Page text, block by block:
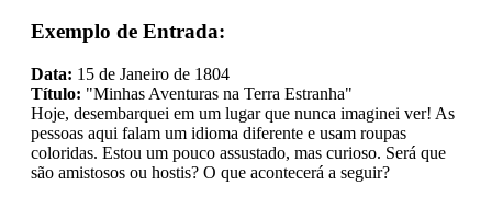
Exemplo de Entrada:
Data: 15 de Janeiro de 1804
Título: "Minhas Aventuras na Terra Estranha"
Hoje, desembarquei em um lugar que nunca imaginei ver! As
pessoas aqui falam um idioma diferente e usam roupas
coloridas. Estou um pouco assustado, mas curioso. Será que
são amistosos ou hostis? O que acontecerá a seguir?